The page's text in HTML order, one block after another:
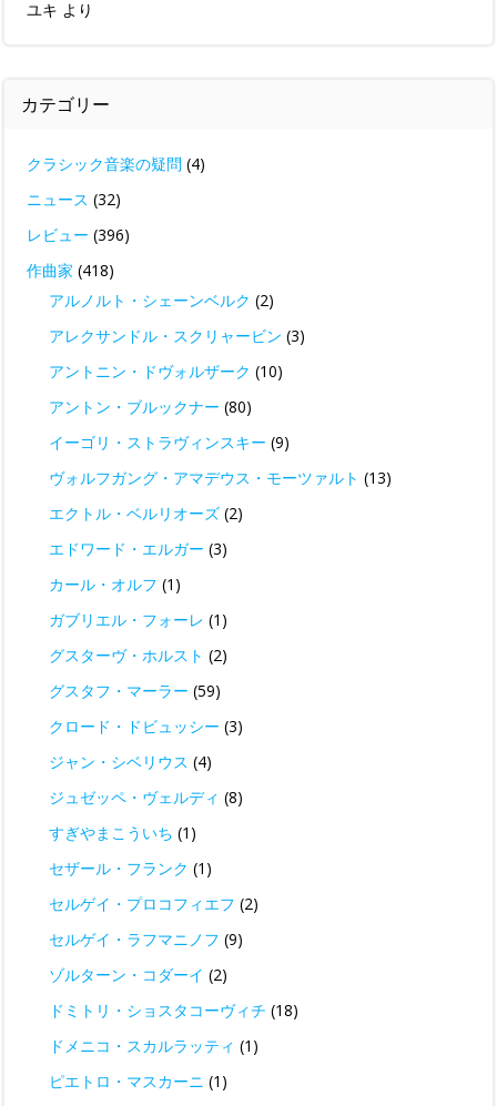
ユキ より
カテゴリー
クラシック音楽の疑問 (4)
ニュース (32)
レビュー (396)
作曲家 (418)
アルノルト・シェーンベルク (2)
アレクサンドル・スクリャービン (3)
アントニン・ドヴォルザーク (10)
アントン・ブルックナー (80)
イーゴリ・ストラヴィンスキー (9)
ヴォルフガング・アマデウス・モーツァルト (13)
エクトル・ベルリオーズ (2)
エドワード・エルガー (3)
カール・オルフ (1)
ガブリエル・フォーレ (1)
グスターヴ・ホルスト (2)
グスタフ・マーラー (59)
クロード・ドビュッシー (3)
ジャン・シベリウス (4)
ジュゼッペ・ヴェルディ (8)
すぎやまこういち (1)
セザール・フランク (1)
セルゲイ・プロコフィエフ (2)
セルゲイ・ラフマニノフ (9)
ゾルターン・コダーイ (2)
ドミトリ・ショスタコーヴィチ (18)
ドメニコ・スカルラッティ (1)
ピエトロ・マスカーニ (1)